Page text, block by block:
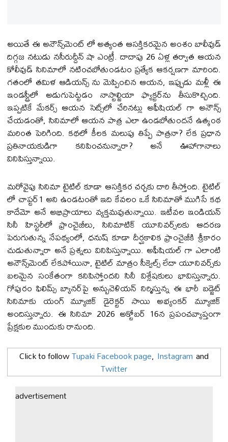
అయితే ఈ అనౌన్స్‌మెంట్ లో అత్యంత ఆసక్తికరమైన అంశం బాలీవుడ్
దిగ్గజ నటుడు నసీరుద్దీన్ షా ఎంట్రీ. దాదాపు 26 ఏళ్ల తర్వాత ఆయన
కోలీవుడ్ సినిమాలో నటించబోతుండటం ప్రత్యేక ఆకర్షణగా మారింది.
గతంలో తమిళ ఆడియ‌న్స్ ను మెప్పించిన ఆయన, ఇప్పుడు మళ్లీ ఈ
ఇండస్ట్రీలో అడుగుపెట్టడం నాస్టాల్జియా ఫ్యాక్టర్‌ను తీసుకొచ్చింది.
ఇప్పటికే మేక‌ర్స్ ఆయన సెట్స్‌లో చేరినట్లు అఫీషియ‌ల్ గా అనౌన్స్
చేయ‌డంతో, సినిమాలో ఆయన పాత్ర ఎలా ఉండబోతుందనే ఉత్కంఠ
మరింత పెరిగింది. కథలో కీలక మలుపు తిప్పే పాత్రనా? లేక ప్రధాన
ప్రతినాయకుడిగా కనిపించనున్నారా? అనే ఊహాగానాలు
వినిపిస్తున్నాయి.
మరోవైపు సినిమా టైటిల్ కూడా ఆసక్తికర చర్చకు దారి తీస్తోంది. టైటిల్
లో చాప్టర్1 అని ఉండ‌టంతో ఇది కేవలం ఒకే సినిమాతో ముగిసే కథ
కాదేమో అనే అభిప్రాయాలు వ్యక్తమవుతున్నాయి. ఇటీవల ఇండియ‌న్
సినీ హిస్ట‌రీలో ఫ్రాంచైజీలు, సినిమాటిక్ యూనివర్స్‌లకు ఆద‌ర‌ణ‌
పెరుగుతున్న నేపథ్యంలో, ధనుష్ కూడా దీర్ఘకాలిక ఫ్రాంచైజీకి శ్రీకారం
చుడుతున్నారా అనే ప్రశ్నలు వినిపిస్తున్నాయి. అఫీషియ‌ల్ గా ఎలాంటి
అనౌన్స్‌మెంట్ లేకపోయినా, టైటిల్ మాత్రం సీక్వెల్స్ లేదా యూనివర్స్‌కు
బలమైన సంకేతంగా కనిపిస్తోందని సినీ విశ్లేషకులు భావిస్తున్నారు.
గోపురం ఫిలిమ్స్ బ్యానర్‌పై అన్బుచెళియన్ నిర్మిస్తున్న ఈ భారీ బడ్జెట్
సినిమాకు యంగ్ మ్యూజిక్ డైరెక్ట‌ర్ సాయి అభ్యంకర్ మ్యూజిక్
అందిస్తున్నారు. ఈ సినిమా 2026 అక్టోబర్ 16న ప్రపంచవ్యాప్తంగా
ప్రేక్ష‌కుల ముందుకు రానుంది.
Click to followTupaki Facebook page, Instagram and
Twitter
advertisement